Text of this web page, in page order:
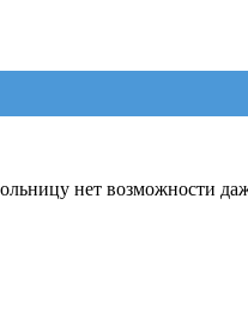
нет возможности